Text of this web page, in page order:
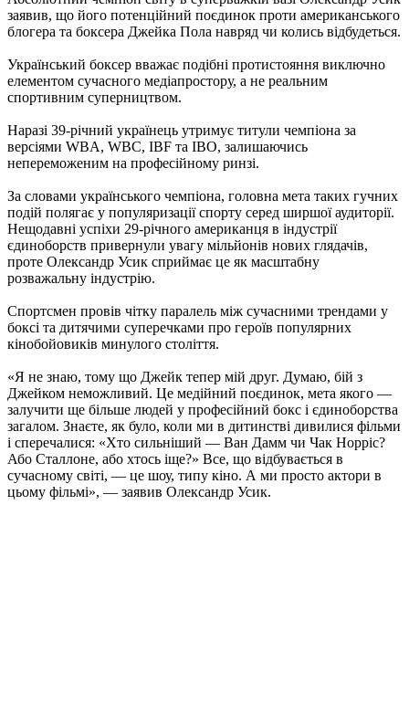
заявив, що його потенційний поєдинок проти американського
блогера та боксера Джейка Пола навряд чи колись відбудеться.
Український боксер вважає подібні протистояння виключно
елементом сучасного медіапростору, а не реальним
спортивним суперництвом.
Наразі 39-річний українець утримує титули чемпіона за
версіями WBA, WBC, IBF та IBO, залишаючись
непереможеним на професійному ринзі.
За словами українського чемпіона, головна мета таких гучних
подій полягає у популяризації спорту серед ширшої аудиторії.
Нещодавні успіхи 29-річного американця в індустрії
єдиноборств привернули увагу мільйонів нових глядачів,
проте Олександр Усик сприймає це як масштабну
розважальну індустрію.
Спортсмен провів чітку паралель між сучасними трендами у
боксі та дитячими суперечками про героїв популярних
кінобойовиків минулого століття.
«Я не знаю, тому що Джейк тепер мій друг. Думаю, бій з
Джейком неможливий. Це медійний поєдинок, мета якого —
залучити ще більше людей у професійний бокс і єдиноборства
загалом. Знаєте, як було, коли ми в дитинстві дивилися фільми
і сперечалися: «Хто сильніший — Ван Дамм чи Чак Норріс?
Або Сталлоне, або хтось іще?» Все, що відбувається в
сучасному світі, — це шоу, типу кіно. А ми просто актори в
цьому фільмі», — заявив Олександр Усик.